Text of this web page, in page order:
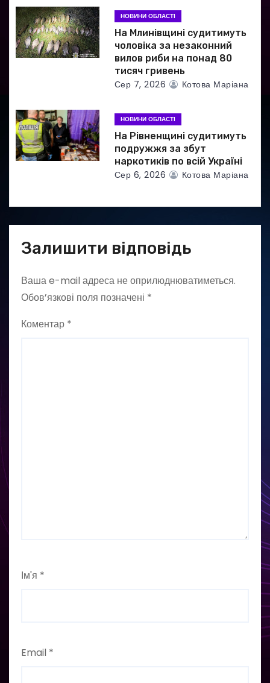
і
в
НОВИНИ ОБЛАСТІ
На Млинівщині судитимуть
чоловіка за незаконний
вилов риби на понад 80
тисяч гривень
Сер 7, 2026 Котова Маріана
НОВИНИ ОБЛАСТІ
На Рівненщині судитимуть
подружжя за збут
наркотиків по всій Україні
Сер 6, 2026 Котова Маріана
Залишити відповідь
Ваша e-mail адреса не оприлюднюватиметься.
Обов’язкові поля позначені *
Коментар *
Ім'я *
Email *